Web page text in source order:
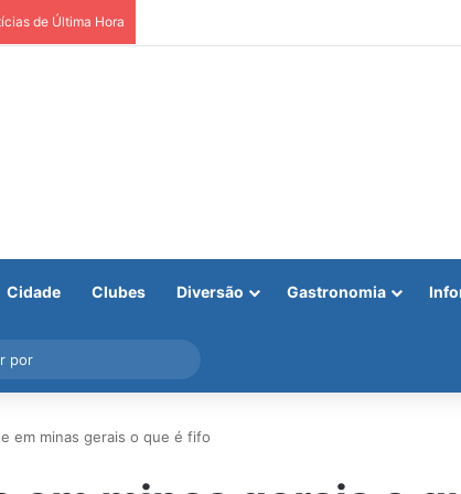
de Última Hora
Cidade Clubes Diversão Gastronomia
por
em minas gerais o que é fifo